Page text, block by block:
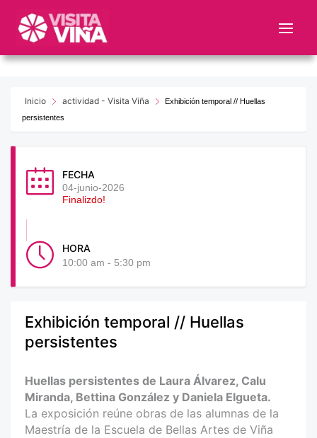
este
web
sistemaInicio actividad - Visita Viña
Exhibición temporal // Huellas
persistentes
FECHA
04-junio-2026
Finalizdo!
HORA
10:00 am - 5:30 pm
Exhibición temporal // Huellas
persistentes
Huellas persistentes de Laura Álvarez, Calu
Miranda, Bettina González y Daniela Elgueta.
La exposición reúne obras de las alumnas de la
Maestría de la Escuela de Bellas Artes de Viña